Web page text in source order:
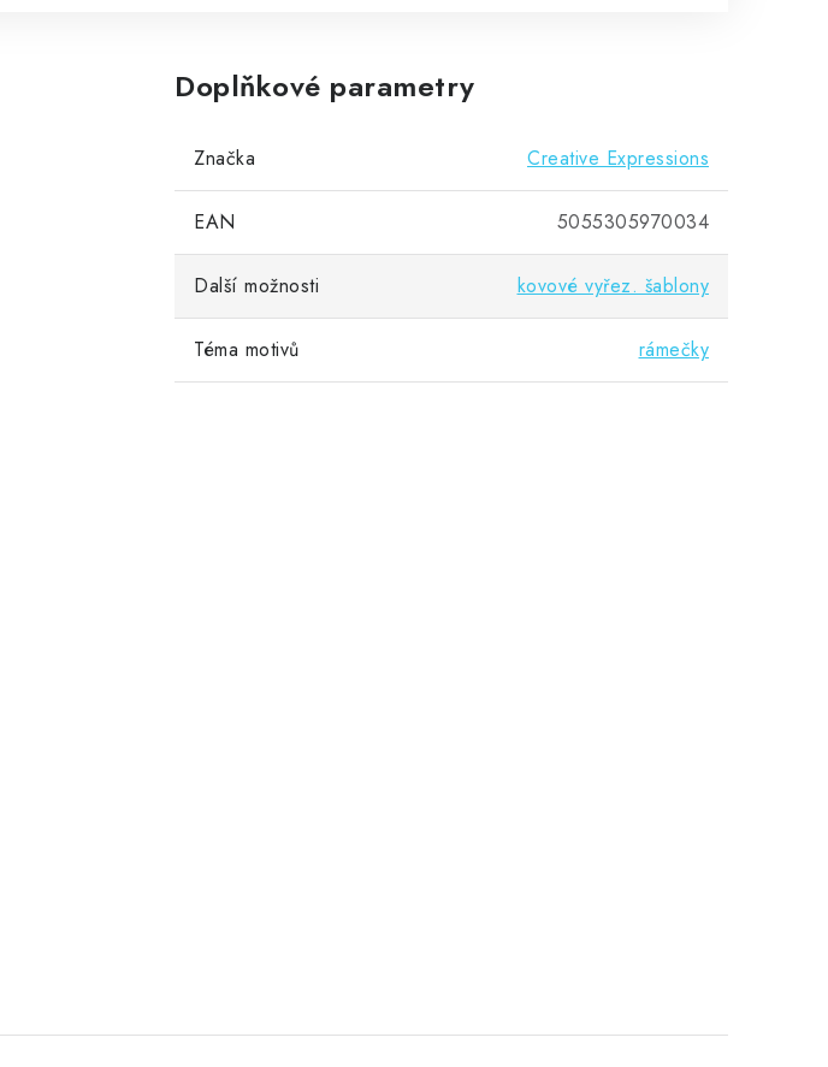
Doplňkové parametry
Značka Creative Expressions
EAN 5055305970034
Další možnosti kovové vyřez. šablony
Téma motivů rámečky